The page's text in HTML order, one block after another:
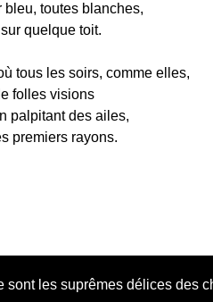
toutes blanches,
quelque toit.
tous les soirs, comme elles,
folles visions
palpitant des ailes,
premiers rayons.
les suprêmes délices des